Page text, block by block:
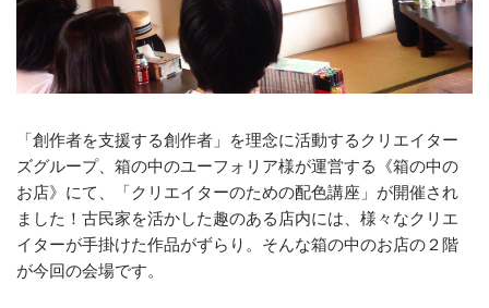
アクセス
イベント・レポート
お問い合わせ
「創作者を支援する創作者」を理念に活動するクリエイター
ズグループ、箱の中のユーフォリア様が運営する《箱の中の
お店》にて、「クリエイターのための配色講座」が開催され
ました！古民家を活かした趣のある店内には、様々なクリエ
イターが手掛けた作品がずらり。そんな箱の中のお店の２階
が今回の会場です。